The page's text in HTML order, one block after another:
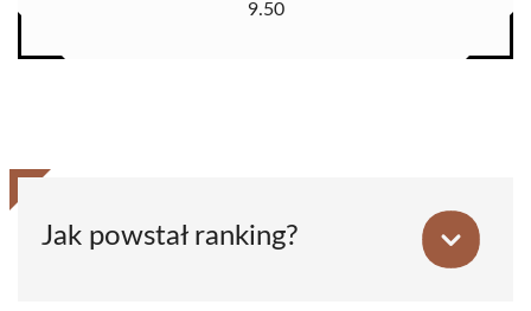
9.50
Jak powstał ranking?